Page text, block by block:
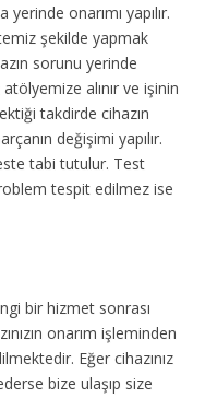
onarımı yapılır.
şekilde yapmak
sorunu yerinde
alınır ve işinin
takdirde cihazın
değişimi yapılır.
tabi tutulur. Test
tespit edilmez ise
bir hizmet sonrası
onarım işleminden
Eğer cihazınız
bize ulaşıp size